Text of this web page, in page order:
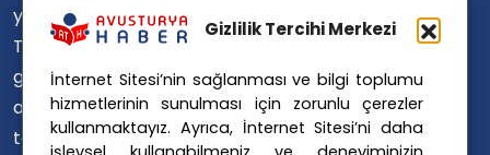
Gizlilik Tercihi Merkezi
İnternet Sitesi’nin sağlanması ve bilgi toplumu
hizmetlerinin sunulması için zorunlu çerezler
kullanmaktayız. Ayrıca, İnternet Sitesi’ni daha
yaşayan
Türklerin ülke
gündemini
ana dillerinde
takip
Avusturya Sağlık Sistemi
Avusturya Suç Haberleri
Avusturya Trafik Haberleri
Donald Trump
FPÖ